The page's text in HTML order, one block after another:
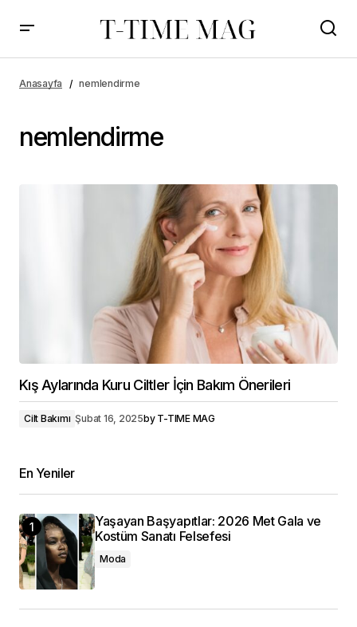
Anasayfa nemlendirme
nemlendirme
Kış Aylarında Kuru Ciltler İçin Bakım Önerileri
Cilt Bakımı Şubat 16, 2025by T-TIME MAG
En Yeniler
Yaşayan Başyapıtlar: 2026 Met Gala ve
Kostüm Sanatı Felsefesi
Moda